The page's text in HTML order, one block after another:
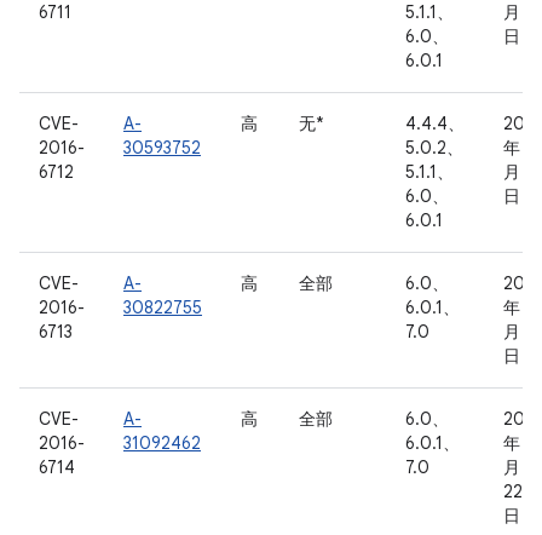
6711
5.1.1、
6.0、
6.0.1
月 1
日
CVE-
2016-
6712
A-
30593752
高 无*
4.4.4、
5.0.2、
5.1.1、
6.0、
6.0.1
2016
年 8
月 1
日
CVE-
2016-
6713
A-
30822755
高 全部
6.0、
6.0.1、
7.0
2016
年 8
月 11
日
CVE-
2016-
6714
A-
31092462
高 全部
6.0、
6.0.1、
7.0
2016
年 8
月
22
日